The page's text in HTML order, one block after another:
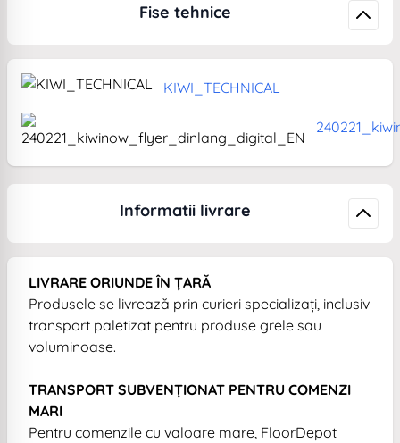
Fise tehnice
KIWI_TECHNICAL
Informatii livrare
LIVRARE ORIUNDE ÎN ȚARĂ
Produsele se livrează prin curieri specializați, inclusiv
transport paletizat pentru produse grele sau
voluminoase.
TRANSPORT SUBVENȚIONAT PENTRU COMENZI
MARI
Pentru comenzile cu valoare mare, FloorDepot